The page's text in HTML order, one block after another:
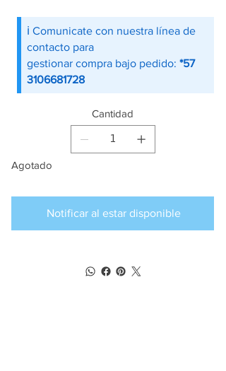
ℹ️ Comunicate con nuestra línea de
contacto para
gestionar compra bajo pedido: *57
3106681728
Cantidad
Agotado
Notificar al estar disponible